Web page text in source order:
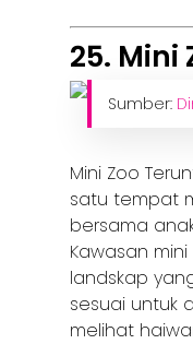
25. Mini
Sumber:
Mini Zoo
satu tempat
bersama
Kawasan
landskap
sesuai untuk
melihat